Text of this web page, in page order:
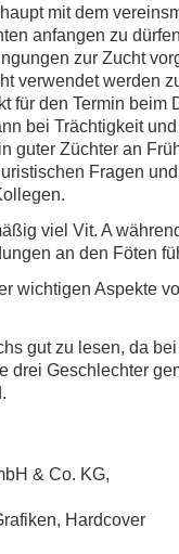
mit dem
anfangen zu
zur Zucht
verwendet werden
für den Termin beim
bei Trächtigkeit
guter Züchter an
Fragen
viel Vit. A
an den Föten
wichtigen Aspekte
gut zu lesen, da
drei Geschlechter
& Co. KG,
Hardcover